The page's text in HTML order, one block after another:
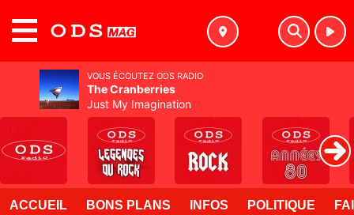
ACCUEIL BONS PLANS INFOS POLITIQUE
VOUS ÉCOUTEZ ODS RADIO
The Cranberries
Just My Imagination